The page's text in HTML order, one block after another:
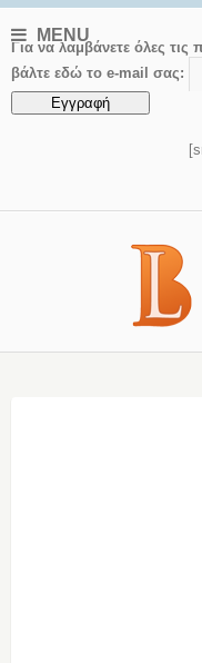
MENU
Για να λαμβάνετε όλες
βάλτε εδώ το e-mail σας: